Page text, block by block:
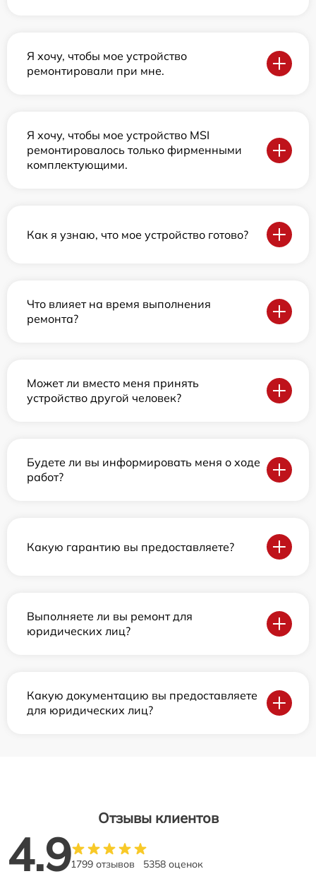
Я хочу, чтобы мое устройство
ремонтировали при мне.
Я хочу, чтобы мое устройство MSI
ремонтировалось только фирменными
комплектующими.
Как я узнаю, что мое устройство готово?
Что влияет на время выполнения
ремонта?
Может ли вместо меня принять
устройство другой человек?
Будете ли вы информировать меня о ходе
работ?
Какую гарантию вы предоставляете?
Выполняете ли вы ремонт для
юридических лиц?
Какую документацию вы предоставляете
для юридических лиц?
Отзывы клиентов
4.91799 отзывов 5358 оценок